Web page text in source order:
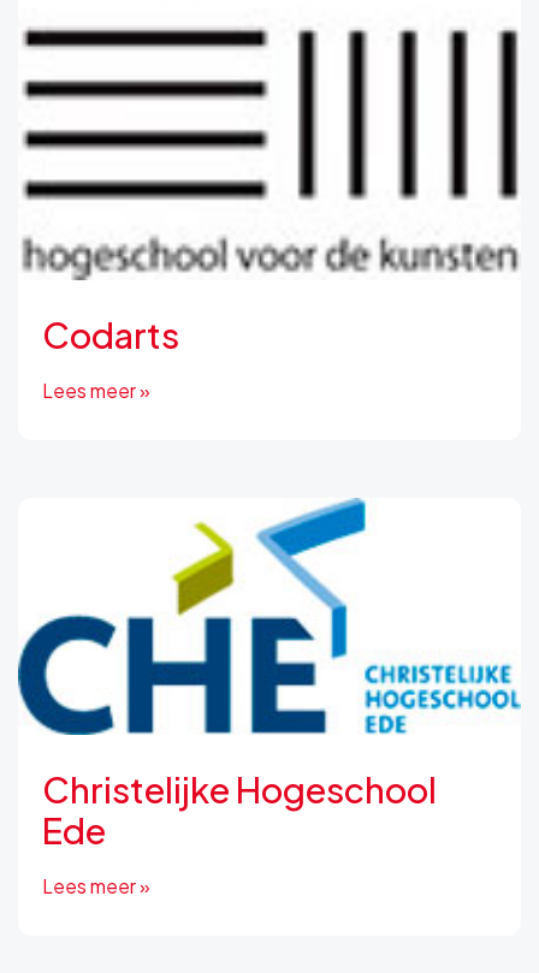
Codarts
Lees meer »
Christelijke Hogeschool
Ede
Lees meer »